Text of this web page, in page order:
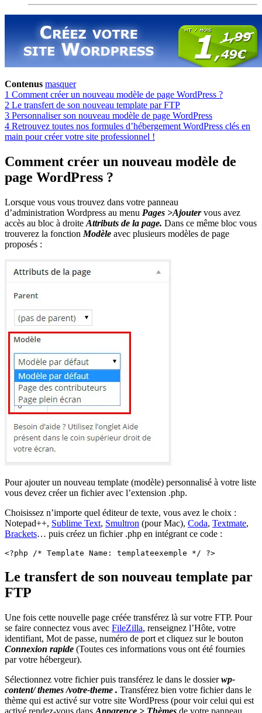
Contenus masquer
1 Comment créer un nouveau modèle de page WordPress ?
2 Le transfert de son nouveau template par FTP
3 Personnaliser son nouveau modèle de page WordPress
4 Retrouvez toutes nos formules d’hébergement WordPress clés en
main pour créer votre site professionnel !
Comment créer un nouveau modèle de
page WordPress ?
Lorsque vous vous trouvez dans votre panneau
d’administration Wordpress au menu Pages >Ajoutervous avez
accès au bloc à droite Attributs de la page. Dans ce même bloc vous
trouverez la fonction Modèle avec plusieurs modèles de page
proposés :
Pour ajouter un nouveau template (modèle) personnalisé à votre liste
vous devez créer un fichier avec l’extension .php.
Choisissez n’importe quel éditeur de texte, vous avez le choix :
Notepad++, Sublime Text, Smultron (pour Mac), Coda, Textmate,
Brackets… puis créez un fichier .php en intégrant ce code :
<?php /* Template Name: templateexemple */ ?>
Le transfert de son nouveau template par
FTP
Une fois cette nouvelle page créée transférez là sur votre FTP. Pour
se faire connectez vous avec FileZilla, renseignez l’Hôte, votre
identifiant, Mot de passe, numéro de port et cliquez sur le bouton
Connexion rapide (Toutes ces informations vous ont été fournies
par votre hébergeur).
Sélectionnez votre fichier puis transférez le dans le dossierwp-
content/ themes /votre-theme . Transférez bien votre fichier dans le
thème qui est activé sur votre site WordPress (pour voir celui qui est
activé rendez-vous dans Apparence > Thèmes de votre panneau